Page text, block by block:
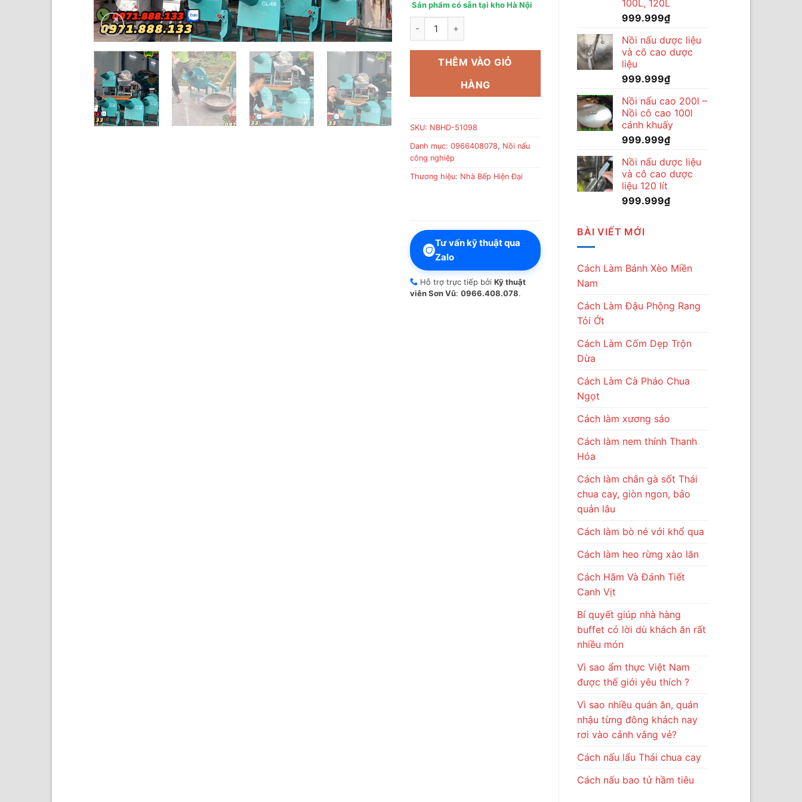
Sản phẩm có sẵn tại kho Hà Nội
Báo giá máy thái chuối 2 chức năng số lượng
THÊM VÀO GIỎ
HÀNG
SKU: NBHD-51098
Danh mục: 0966408078, Nồi nấu
công nghiệp
Thương hiệu: Nhà Bếp Hiện Đại
Tư vấn kỹ thuật qua
Zalo
Hỗ trợ trực tiếp bởi Kỹ thuật
viên Sơn Vũ: 0966.408.078.
100L, 120L
999.999₫
Nồi nấu dược liệu
và cô cao dược
liệu
999.999₫
Nồi nấu cao 200l –
Nồi cô cao 100l
cánh khuấy
999.999₫
Nồi nấu dược liệu
và cô cao dược
liệu 120 lít
999.999₫
BÀI VIẾT MỚI
Cách Làm Bánh Xèo Miền
Nam
Cách Làm Đậu Phộng Rang
Tỏi Ớt
Cách Làm Cốm Dẹp Trộn
Dừa
Cách Làm Cà Pháo Chua
Ngọt
Cách làm xương sáo
Cách làm nem thính Thanh
Hóa
Cách làm chân gà sốt Thái
chua cay, giòn ngon, bảo
quản lâu
Cách làm bò né với khổ qua
Cách làm heo rừng xào lăn
Cách Hãm Và Đánh Tiết
Canh Vịt
Bí quyết giúp nhà hàng
buffet có lời dù khách ăn rất
nhiều món
Vì sao ẩm thực Việt Nam
được thế giới yêu thích ?
Vì sao nhiều quán ăn, quán
nhậu từng đông khách nay
rơi vào cảnh vắng vẻ?
Cách nấu lẩu Thái chua cay
Cách nấu bao tử hầm tiêu